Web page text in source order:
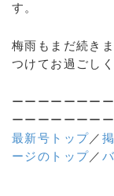
す。
梅雨もまだ続き
つけてお過ごし
ーーーーーーー
ーーーーーーー
最新号トップ／
ージのトップ／